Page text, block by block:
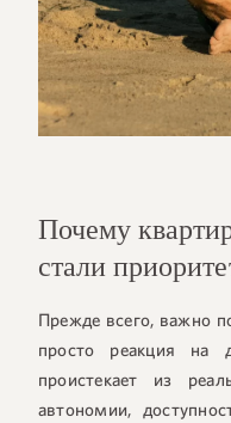
Почему
стали
Прежде всего, важно
просто реакция на
проистекает из
автономии,